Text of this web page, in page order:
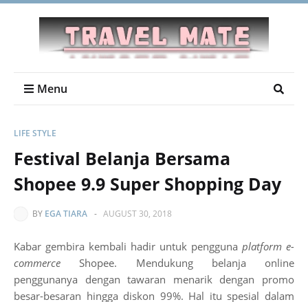
Menu
LIFE STYLE
Festival Belanja Bersama
Shopee 9.9 Super Shopping Day
BY EGA TIARA - AUGUST 30, 2018
Kabar gembira kembali hadir untuk pengguna platform e-
commerce Shopee. Mendukung belanja online
penggunanya dengan tawaran menarik dengan promo
besar-besaran hingga diskon 99%. Hal itu spesial dalam